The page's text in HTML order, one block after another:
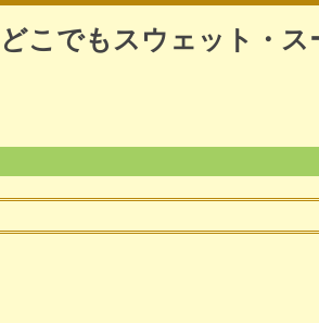
どこでもスウェット・